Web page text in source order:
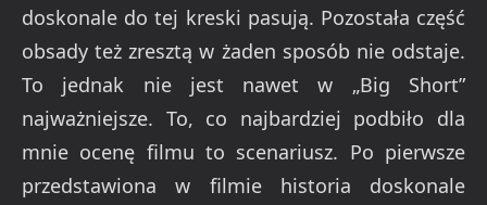
doskonale do tej kreski pasują. Pozostała część
obsady też zresztą w żaden sposób nie odstaje.
To jednak nie jest nawet w „Big Short”
najważniejsze. To, co najbardziej podbiło dla
mnie ocenę filmu to scenariusz. Po pierwsze
przedstawiona w filmie historia doskonale